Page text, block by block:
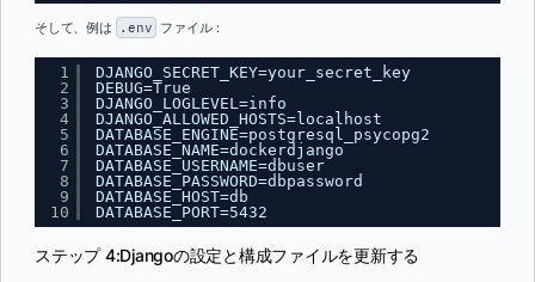
そして、例は .env ファイル：
1
2
3
4
5
6
7
8
9
10
DJANGO_SECRET_KEY=your_secret_key
DEBUG=True
DJANGO_LOGLEVEL=info
DJANGO_ALLOWED_HOSTS=localhost
DATABASE_ENGINE=postgresql_psycopg2
DATABASE_NAME=dockerdjango
DATABASE_USERNAME=dbuser
DATABASE_PASSWORD=dbpassword
DATABASE_HOST=db
DATABASE_PORT=5432
ステップ 4:Djangoの設定と構成ファイルを更新する